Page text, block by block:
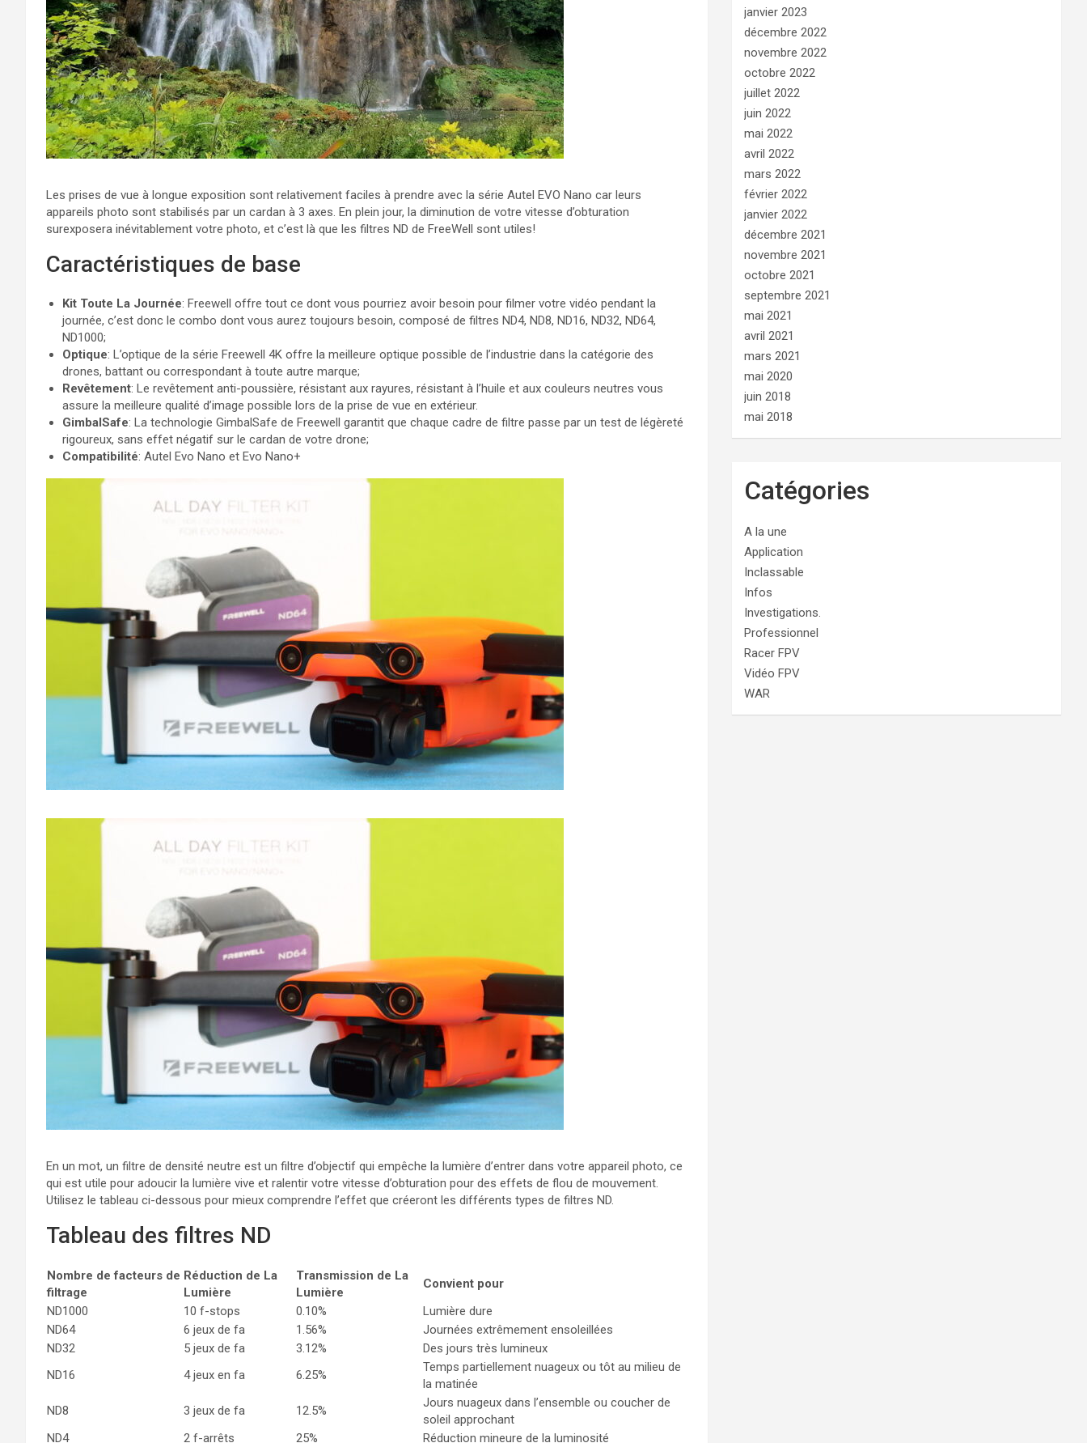
Les prises de vue à longue exposition sont relativement faciles à prendre avec la série Autel EVO Nano car leurs
appareils photo sont stabilisés par un cardan à 3 axes. En plein jour, la diminution de votre vitesse d’obturation
surexposera inévitablement votre photo, et c’est là que les filtres ND de FreeWell sont utiles!
Caractéristiques de base
Kit Toute La Journée: Freewell offre tout ce dont vous pourriez avoir besoin pour filmer votre vidéo pendant la
journée, c’est donc le combo dont vous aurez toujours besoin, composé de filtres ND4, ND8, ND16, ND32, ND64,
ND1000;
Optique: L’optique de la série Freewell 4K offre la meilleure optique possible de l’industrie dans la catégorie des
drones, battant ou correspondant à toute autre marque;
Revêtement: Le revêtement anti-poussière, résistant aux rayures, résistant à l’huile et aux couleurs neutres vous
assure la meilleure qualité d’image possible lors de la prise de vue en extérieur.
GimbalSafe: La technologie GimbalSafe de Freewell garantit que chaque cadre de filtre passe par un test de légèreté
rigoureux, sans effet négatif sur le cardan de votre drone;
Compatibilité: Autel Evo Nano et Evo Nano+
En un mot, un filtre de densité neutre est un filtre d’objectif qui empêche la lumière d’entrer dans votre appareil photo, ce
qui est utile pour adoucir la lumière vive et ralentir votre vitesse d’obturation pour des effets de flou de mouvement.
Utilisez le tableau ci-dessous pour mieux comprendre l’effet que créeront les différents types de filtres ND.
Tableau des filtres ND
Nombre de facteurs de
filtrage
Réduction de La
Lumière
Transmission de La
Lumière
Convient pour
ND1000
10 f-stops 0.10%
Lumière dure
ND64
6 jeux de fa 1.56%
Journées extrêmement ensoleillées
ND32
5 jeux de fa 3.12%
Des jours très lumineux
ND16
4 jeux en fa 6.25%
Temps partiellement nuageux ou tôt au milieu de
la matinée
ND8
3 jeux de fa 12.5%
Jours nuageux dans l’ensemble ou coucher de
soleil approchant
ND4
2 f-arrêts 25% Réduction mineure de la luminosité
janvier 2023
décembre 2022
novembre 2022
octobre 2022
juillet 2022
juin 2022
mai 2022
avril 2022
mars 2022
février 2022
janvier 2022
décembre 2021
novembre 2021
octobre 2021
septembre 2021
mai 2021
avril 2021
mars 2021
mai 2020
juin 2018
mai 2018
Catégories
A la une
Application
Inclassable
Infos
Investigations.
Professionnel
Racer FPV
Vidéo FPV
WAR